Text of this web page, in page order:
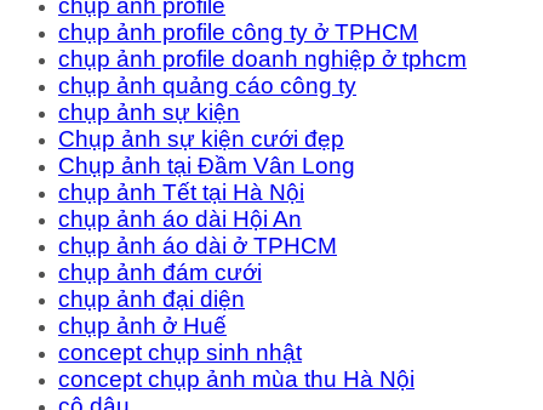
chụp ảnh profile
chụp ảnh profile công ty ở TPHCM
chụp ảnh profile doanh nghiệp ở tphcm
chụp ảnh quảng cáo công ty
chụp ảnh sự kiện
Chụp ảnh sự kiện cưới đẹp
Chụp ảnh tại Đầm Vân Long
chụp ảnh Tết tại Hà Nội
chụp ảnh áo dài Hội An
chụp ảnh áo dài ở TPHCM
chụp ảnh đám cưới
chụp ảnh đại diện
chụp ảnh ở Huế
concept chụp sinh nhật
concept chụp ảnh mùa thu Hà Nội